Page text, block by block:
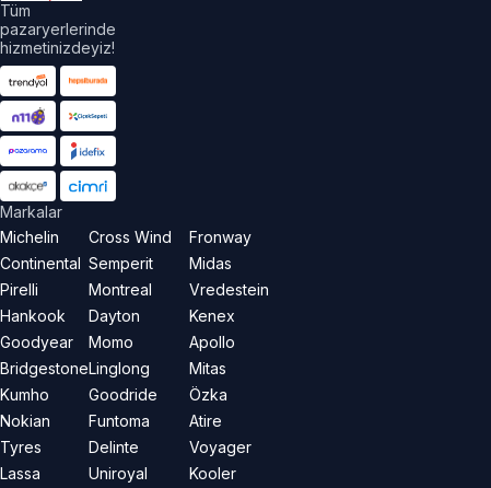
Tüm
pazaryerlerinde
hizmetinizdeyiz!
Markalar
Michelin
Continental
Pirelli
Hankook
Goodyear
Bridgestone
Kumho
Nokian
Tyres
Lassa
Cross Wind
Semperit
Montreal
Dayton
Momo
Linglong
Goodride
Funtoma
Delinte
Uniroyal
Fronway
Midas
Vredestein
Kenex
Apollo
Mitas
Özka
Atire
Voyager
Kooler